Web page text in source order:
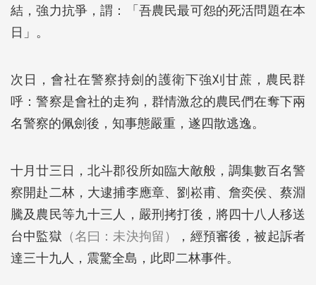
結，強力抗爭，謂：「吾農民最可怨的死活問題在本
日」。
次日，會社在警察持劍的護衛下強刈甘蔗，農民群
呼：警察是會社的走狗，群情激忿的農民們在奪下兩
名警察的佩劍後，知事態嚴重，遂四散逃逸。
十月廿三日，北斗郡役所如臨大敵般，調集數百名警
察開赴二林，大逮捕李應章、劉崧甫、詹奕侯、蔡淵
騰及農民等九十三人，嚴刑拷打後，將四十八人移送
台中監獄 （名曰：未決拘留）
，經預審後，被起訴者
達三十九人，震驚全島，此即二林事件。